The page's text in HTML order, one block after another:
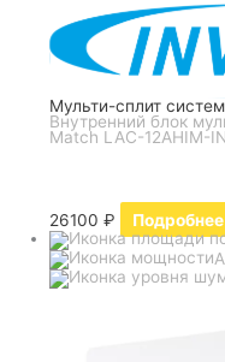
Мульти-сплит
Внутренний блок
Match LAC-12AHIM-
26100₽
Подробнее
A